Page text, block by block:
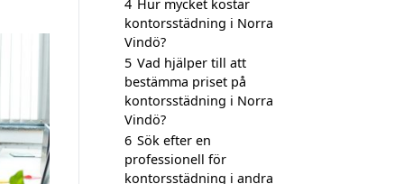
4 Hur mycket kostar
kontorsstädning i Norra
Vindö?
5 Vad hjälper till att
bestämma priset på
kontorsstädning i Norra
Vindö?
6 Sök efter en
professionell för
kontorsstädning i andra